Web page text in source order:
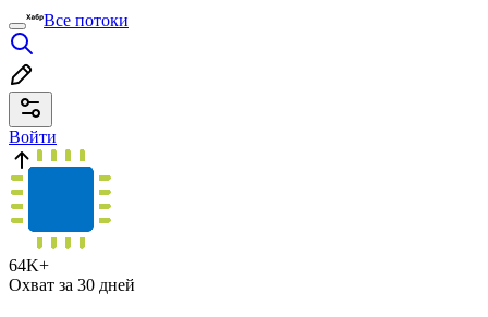
Все потоки
Войти
64K+
Охват за 30 дней